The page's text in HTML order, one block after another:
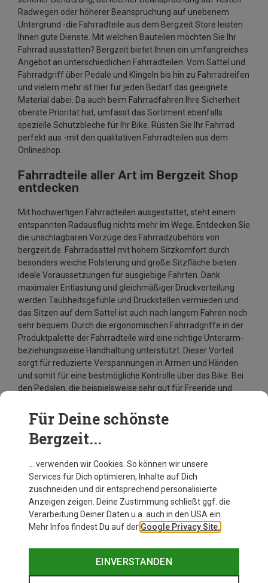
Radwegen oder höherer Beanspruchung auf unebenem
Untergrund -die Fahrradteile aus dem Bergzeit Store leisten
Ihnen gute Dienste. Mit welchen Bauteilen möchten Sie Ihr
Fahrrad ausstatten? Bergzeit bietet Ihnen ein umfangreiches
Angebot an unterschiedlichen Fahrradteilen. Vom Sattel und
Fahrradgriff über Pedale und Klingeln bis hin zu Fahrradreifen
und vielem mehr ist hier für jeden Bedarf das geeignete
Material dabei. Da auch beim Fahrradfahren Ihre Sicherheit
oberste Priorität hat, umfasst das Sortiment ebenfalls
spezielle Schutzbleche für Ihr Bike. Rüsten Sie Ihr Fahrrad
perfekt aus -mit den qualitativen Fahrradteilen aus dem
Onlineshop.
Fahrradteile aller Art im Bergzeit Shop
entdecken
Mit hochwertigen Fahrradteilen ausgestattet, steht einem
entspannten Radausflug nichts mehr im Wege. Entdecken Sie
die unschlagbaren Vorzüge des Fahrradzubehörs von
bergzeit.de. Fahrradsattel mit hohem Sitzkomfort durch
besonders weiche Polsterung und große Sitzfläche bieten
ideale Voraussetzungen für ausgiebige Fahrten. Dank
maximaler Entlastung und gleichmäßiger Druckverteilung
werden Taubheitsgefühle und Druckstellen vermieden und
das Sitzen auf dem Sattel ist auch nach langem Fahren noch
sehr bequem. Durch die ergonomischen Fahrradgriffe in der
Produktpalette der Fahrradteile wird eine richtige Unterarm-
beziehungsweise Handhaltung unterstützt. Dieser Vorteil
sorgt für reduzierte Verspannungen in Armen und Händen
und somit für eine bestmögliche Kontrolle über das Bike. Bei
den Pedalen, die beispielsweise sehr gut für Freeride und
Angriffsfläche ein starkes Verschmutzen verhindert. Die
Aufstandsfläche für die Füße schafft einen hohen
Fahrkomfort und verbesserte Dichtungen vermindern das
Für Deine schönste
Bergzeit...
… verwenden wir Cookies. So können wir unsere
Services für Dich optimieren, Inhalte auf Dich
zuschneiden und dir entsprechend personalisierte
Anzeigen zeigen. Deine Zustimmung schließt ggf. die
Verarbeitung Deiner Daten u.a. auch in den USA ein.
Mehr Infos findest Du auf der Google Privacy Site.
EINVERSTANDEN